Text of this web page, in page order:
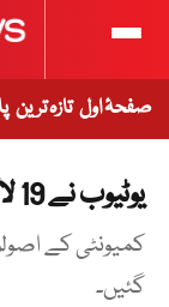
صفحۂ اول تازہ ترین
یوٹیوب نے 19 لاکھ سے زائد بھارتی ویڈیوز ہٹا دیں
کمیونٹی کے
گئیں۔